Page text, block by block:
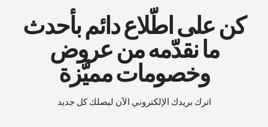
كن على اطّلاع دائم بأحدث
ما نقدّمه من عروض
وخصومات مميَّزة
اترك بريدك الإلكتروني الآن ليصلك كل جديد